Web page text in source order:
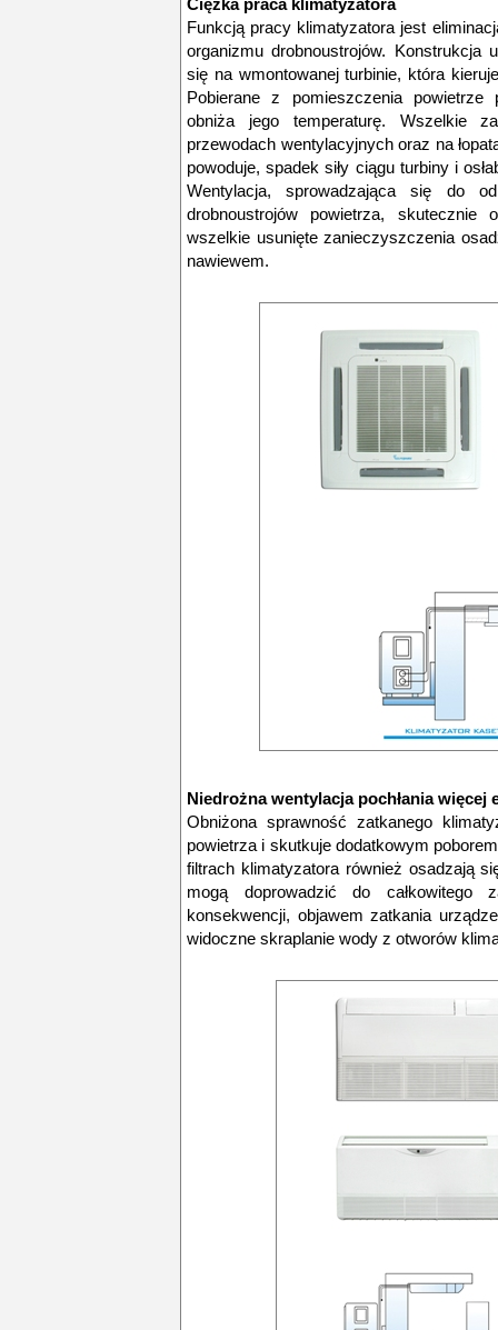
Ciężka praca klimatyzatora
Funkcją pracy klimatyzatora jest
organizmu drobnoustrojów. Konstrukcja
się na wmontowanej turbinie, która
Pobierane z pomieszczenia
obniża jego temperaturę. Wszelkie
przewodach wentylacyjnych oraz na
powoduje, spadek siły ciągu turbiny i
Wentylacja, sprowadzająca się do
drobnoustrojów powietrza, skutecznie
wszelkie usunięte zanieczyszczenia
nawiewem.
Niedrożna wentylacja pochłania więcej
Obniżona sprawność zatkanego
powietrza i skutkuje dodatkowym
filtrach klimatyzatora również osadzają
mogą doprowadzić do całkowitego
konsekwencji, objawem zatkania
widoczne skraplanie wody z otworów